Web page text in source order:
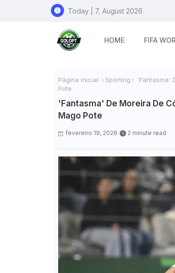
Today | 7, August 2026
HOME FIFA
Página inicial Sporting
'Fantasma'
Pote
'Fantasma' De Moreira De
Mago Pote
fevereiro 19, 2026 2 minute read